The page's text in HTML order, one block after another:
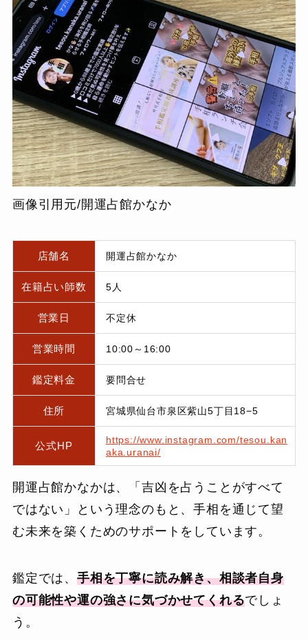
画像引用元/開運占館かなか
店舗名 開運占館かなか
在籍占い師数 5人
営業日 不定休
営業時間 10:00～16:00
鑑定料金 要問合せ
住所 宮城県仙台市泉区紫山5丁目18−5
公式HP
https://www.instagram.com/tesou.kan
aka.uranai/
開運占館かなかは、「吉凶を占うことがすべて
ではない」という理念のもと、手相を通じて望
む未来を築くためのサポートをしています。
鑑定では、 手相を丁寧に読み解き、相談者自身
の可能性や運の強さに気づかせてくれるでしょ
う。